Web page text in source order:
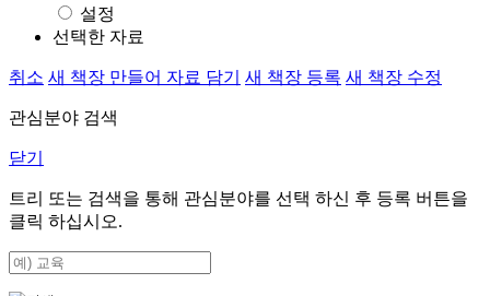
설정
선택한 자료
취소 새 책장 만들어 자료 담기 새 책장 등록 새 책장 수정
관심분야 검색
닫기
트리 또는 검색을 통해 관심분야를 선택 하신 후 등록 버튼을
클릭 하십시오.